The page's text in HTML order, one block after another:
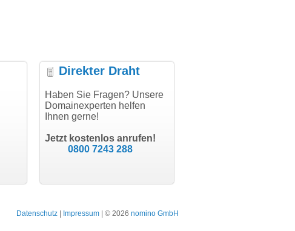
"Super Abwicklung, vielen
modern software GbR
Landau an der Isar
"Vielen Dank für den
Direkter Draht
Haben Sie Fragen? Unsere
Domainexperten helfen
Ihnen gerne!
Jetzt kostenlos anrufen!
0800 7243 288
Datenschutz Impressum | © 2026 nomino GmbH